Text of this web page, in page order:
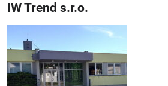
IW Trend s.r.o.